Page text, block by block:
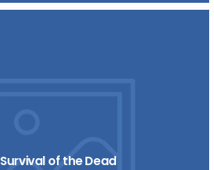
Survival of the Dead